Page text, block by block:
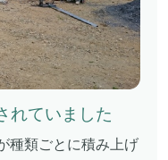
れていました
種類ごとに積み上げ